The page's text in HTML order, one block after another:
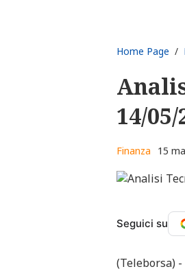
Home Page /
14/05/
Finanza 15
Seguici su
(Teleborsa)